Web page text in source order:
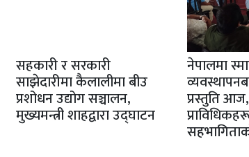
सहकारी र सरकारी
साझेदारीमा कैलालीमा बीउ
प्रशोधन उद्योग सञ्चालन,
मुख्यमन्त्री शाहद्वारा उद्घाटन
नेपालमा
प्रस्तुति